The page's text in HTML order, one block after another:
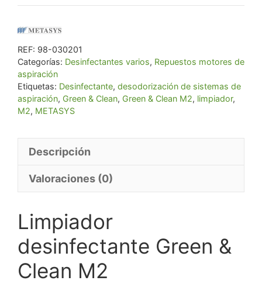
Green
REF: 98-030201
Categorías: Desinfectantes varios, Repuestos motores de
aspiración
Etiquetas: Desinfectante, desodorización de sistemas de
aspiración, Green & Clean, Green & Clean M2, limpiador,
M2, METASYS
Descripción
Valoraciones (0)
Limpiador
desinfectante Green &
Clean M2